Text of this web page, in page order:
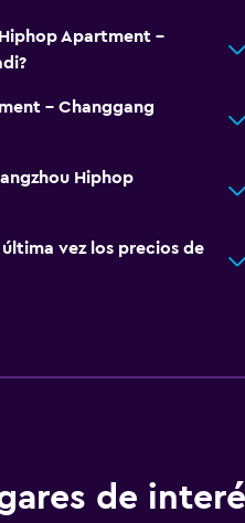
Apartment -
- Changgang
Hiphop
vez los precios de
de